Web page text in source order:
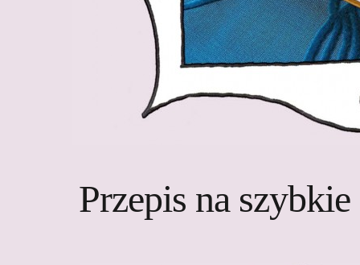
Przepis na